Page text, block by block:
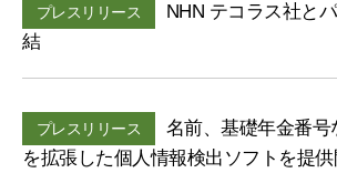
プレスリリース
NHN テコラス社と
結
プレスリリース
名前、基礎年金番号
を拡張した個人情報検出ソフトを提